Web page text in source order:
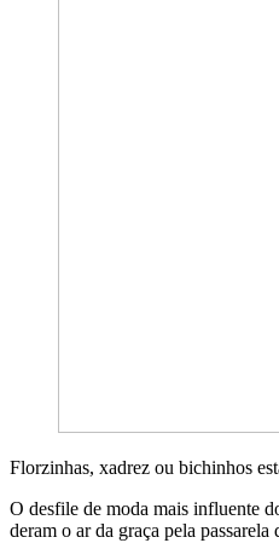
Florzinhas, xadrez ou bichinhos
O desfile de moda mais influente
deram o ar da graça pela passarela